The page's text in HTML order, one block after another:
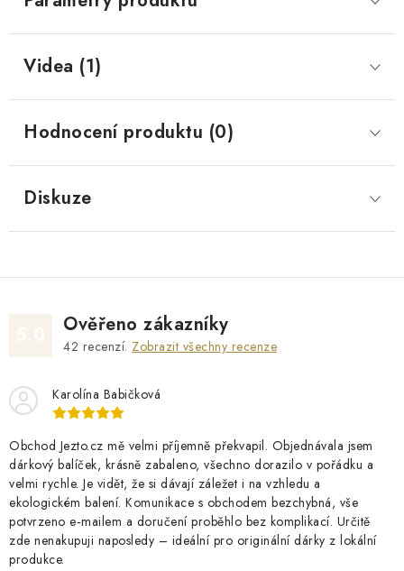
Videa (1)
Hodnocení produktu (0)
Diskuze
Ověřeno zákazníky
42 recenzí. Zobrazit všechny recenze
Karolína Babičková
Obchod Jezto.cz mě velmi příjemně překvapil. Objednávala jsem
dárkový balíček, krásně zabaleno, všechno dorazilo v pořádku a
velmi rychle. Je vidět, že si dávají záležet i na vzhledu a
ekologickém balení. Komunikace s obchodem bezchybná, vše
potvrzeno e‑mailem a doručení proběhlo bez komplikací. Určitě
zde nenakupuji naposledy – ideální pro originální dárky z lokální
produkce.